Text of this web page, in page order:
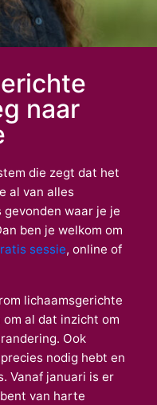
naar
die zegt dat het
al van alles
waar je je
ben je welkom om
sessie, online of
lichaamsgerichte
al dat inzicht om
Ook
nodig hebt en
Vanaf januari is er
van harte